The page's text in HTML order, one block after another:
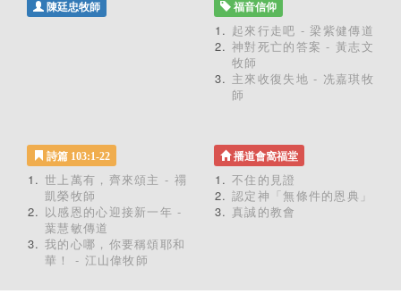
陳廷忠牧師 福音信仰
起來行走吧 - 梁紫健傳道
神對死亡的答案 - 黃志文
牧師
主來收復失地 - 冼嘉琪牧
師
詩篇 103:1-22
世上萬有，齊來頌主 - 禤
凱榮牧師
以感恩的心迎接新一年 -
葉慧敏傳道
我的心哪，你要稱頌耶和
華！ - 江山偉牧師
播道會窩福堂
不住的見證
認定神「無條件的恩典」
真誠的教會